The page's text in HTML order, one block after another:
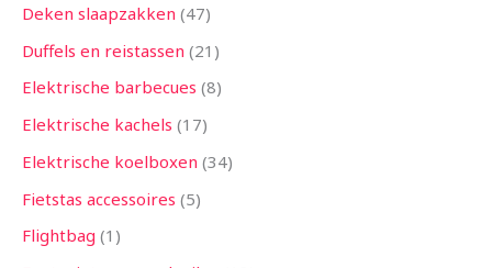
Deken slaapzakken 47
Duffels en reistassen 21
Elektrische barbecues 8
Elektrische kachels 17
Elektrische koelboxen 34
Fietstas accessoires 5
Flightbag 1